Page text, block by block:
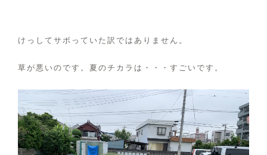
けっしてサボっていた訳ではありません。
草が悪いのです。夏のチカラは・・・すごいです。